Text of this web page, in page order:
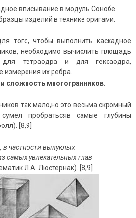
вписывание в модуль Сонобе
изделий в технике оригами.
того, чтобы выполнить каскадное
необходимо вычислить площадь
для тетраэдра и для гексаэдра,
их ребра.
и сложность многогранников.
так мало,но это весьма скромный
пробратьсяв самые глубины
[8,9]
в частности выпуклых
самых увлекательных глав
Л.А. Люстернак). [8,9]